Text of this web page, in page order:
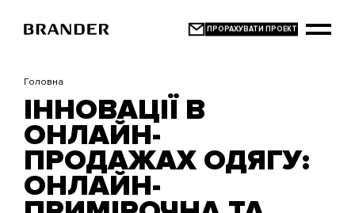
основного
Головна
ІННОВАЦІЇ В
ОНЛАЙН-
ПРОДАЖАХ ОДЯГУ:
ОНЛАЙН-